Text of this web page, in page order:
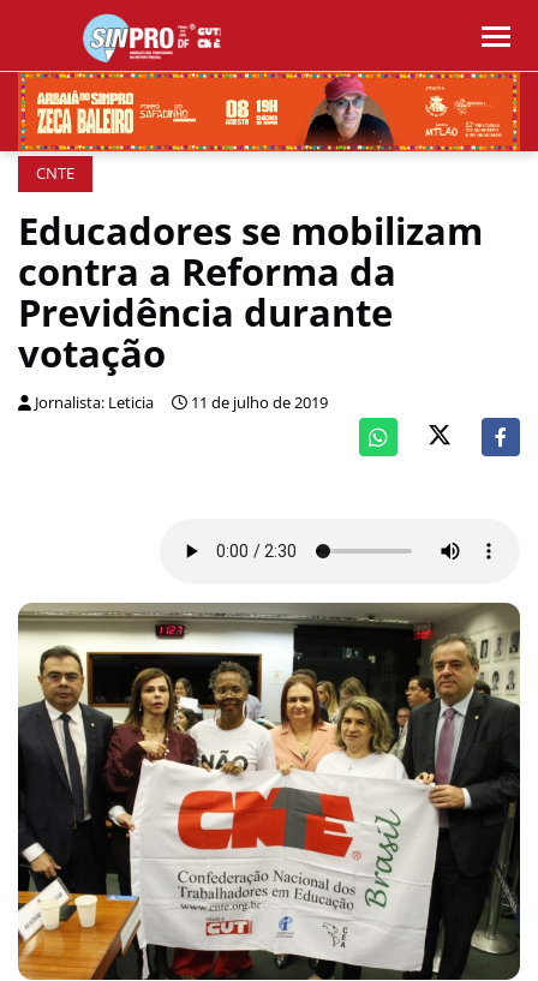
CNTE
Educadores se mobilizam
contra a Reforma da
Previdência durante
votação
Jornalista: Leticia 11 de julho de 2019